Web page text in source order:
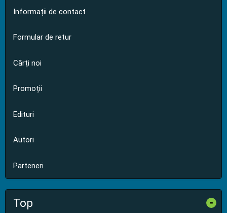
Informații de contact
Formular de retur
Cărți noi
Promoții
Edituri
Autori
Parteneri
Top -